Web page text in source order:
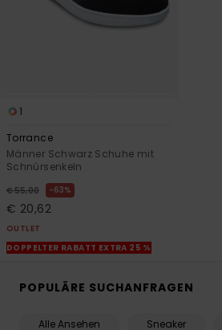
1
Torrance
Männer Schwarz Schuhe mit
Schnürsenkeln
€ 55,00 63%
€ 20,62
OUTLET
DOPPELTER RABATT EXTRA 25 %
POPULÄRE SUCHANFRAGEN
Alle Ansehen Sneaker